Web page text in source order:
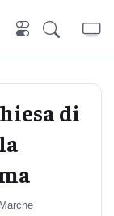
di
Marche